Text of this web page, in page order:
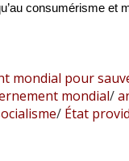
consumérisme et
mondial pour
mondial/
/État